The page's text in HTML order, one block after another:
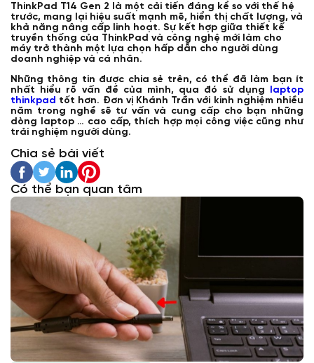
ThinkPad T14 Gen 2 là một cải tiến đáng kể so với thế hệ
trước, mang lại hiệu suất mạnh mẽ, hiển thị chất lượng, và
khả năng nâng cấp linh hoạt. Sự kết hợp giữa thiết kế
truyền thống của ThinkPad và công nghệ mới làm cho
máy trở thành một lựa chọn hấp dẫn cho người dùng
doanh nghiệp và cá nhân.
Những thông tin được chia sẻ trên, có thể đã làm bạn ít
nhất hiểu rõ vấn đề của mình, qua đó sử dụng
laptop
thinkpad tốt hơn. Đơn vị Khánh Trần với kinh nghiệm nhiều
năm trong nghề sẽ tư vấn và cung cấp cho bạn những
dòng laptop … cao cấp, thích hợp mọi công việc cũng như
trải nghiệm người dùng.
Chia sẻ bài viết
Có thể bạn quan tâm